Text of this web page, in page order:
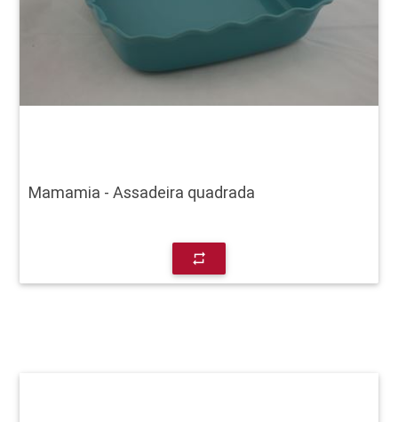
Mamamia - Assadeira quadrada
repeat